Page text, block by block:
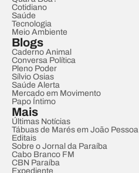
Cotidiano
Saúde
Tecnologia
Meio Ambiente
Blogs
Caderno Animal
Conversa Política
Pleno Poder
Sílvio Osias
Saúde Alerta
Mercado em Movimento
Papo Íntimo
Mais
Últimas Notícias
Tábuas de Marés em João Pessoa
Editais
Sobre o Jornal da Paraíba
Cabo Branco FM
CBN Paraíba
Expediente